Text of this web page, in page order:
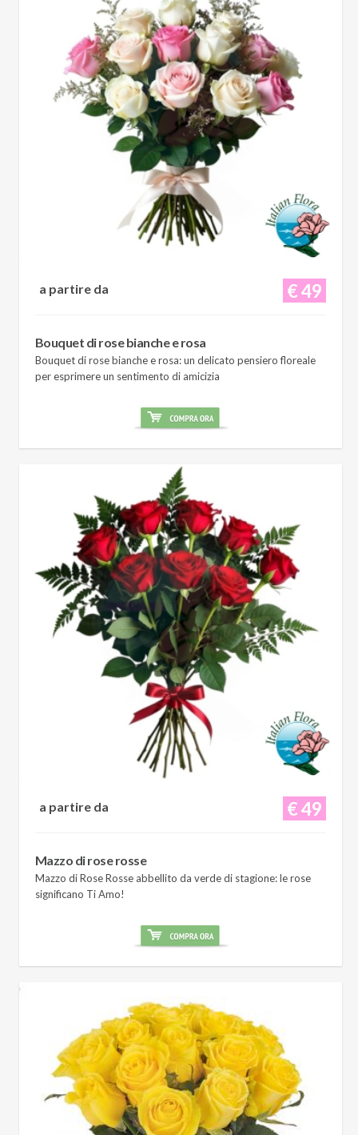
€ 49
a partire da
Bouquet di rose bianche e rosa
Bouquet di rose bianche e rosa: un delicato pensiero floreale
per esprimere un sentimento di amicizia
€ 49
a partire da
Mazzo di rose rosse
Mazzo di Rose Rosse abbellito da verde di stagione: le rose
significano Ti Amo!